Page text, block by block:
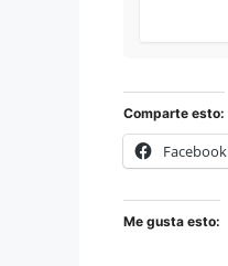
Comparte esto:
Facebook
Me gusta esto: